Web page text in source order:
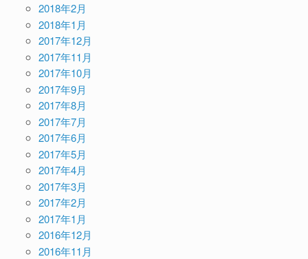
2018年2月
2018年1月
2017年12月
2017年11月
2017年10月
2017年9月
2017年8月
2017年7月
2017年6月
2017年5月
2017年4月
2017年3月
2017年2月
2017年1月
2016年12月
2016年11月